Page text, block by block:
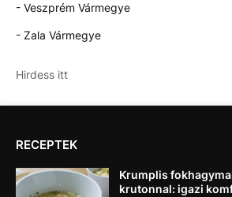
- Veszprém Vármegye
- Zala Vármegye
Hirdess itt
RECEPTEK
Krumplis
krutonnal: igazi